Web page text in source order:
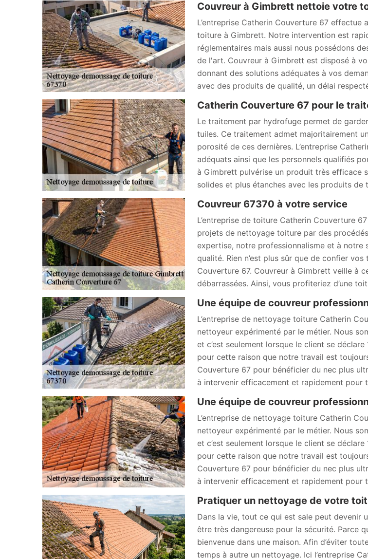
Couvreur à Gimbrett nettoie votre
L’entreprise Catherin Couverture 67
toiture à Gimbrett. Notre intervention est
réglementaires mais aussi nous possédons
de l'art. Couvreur à Gimbrett est disposé à
donnant des solutions adéquates à vos
avec des produits de qualité, un délai
Catherin Couverture 67 pour le
Le traitement par hydrofuge permet de
tuiles. Ce traitement admet majoritairement
porosité de ces dernières. L’entreprise
adéquats ainsi que les personnels qualifiés
à Gimbrett pulvérise un produit très efficace
solides et plus étanches avec les produits
Couvreur 67370 à votre service
L’entreprise de toiture Catherin Couverture
projets de nettoyage toiture par des
expertise, notre professionnalisme et à
qualité. Rien n’est plus sûr que de confier
Couverture 67. Couvreur à Gimbrett veille à
débarrassées. Ainsi, vous profiteriez d’une
Une équipe de couvreur
L’entreprise de nettoyage toiture Catherin
nettoyeur expérimenté par le métier. Nous
et c’est seulement lorsque le client se
pour cette raison que notre travail est
Couverture 67 pour bénéficier du nec plus
à intervenir efficacement et rapidement
Une équipe de couvreur
L’entreprise de nettoyage toiture Catherin
nettoyeur expérimenté par le métier. Nous
et c’est seulement lorsque le client se
pour cette raison que notre travail est
Couverture 67 pour bénéficier du nec plus
à intervenir efficacement et rapidement
Pratiquer un nettoyage de votre
Dans la vie, tout ce qui est sale peut devenir
être très dangereuse pour la sécurité. Parce
bienvenue dans une maison. Afin d’éviter
temps à autre un nettoyage. Ici l’entreprise